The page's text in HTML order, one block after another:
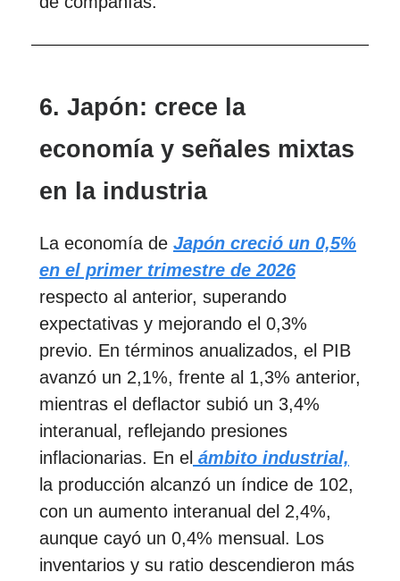
6. Japón: crece la
economía y señales mixtas
en la industria
La economía de Japón creció un 0,5%
en el primer trimestre de 2026
respecto al anterior, superando
expectativas y mejorando el 0,3%
previo. En términos anualizados, el PIB
avanzó un 2,1%, frente al 1,3% anterior,
mientras el deflactor subió un 3,4%
interanual, reflejando presiones
inflacionarias. En el ámbito industrial,
la producción alcanzó un índice de 102,
con un aumento interanual del 2,4%,
aunque cayó un 0,4% mensual. Los
inventarios y su ratio descendieron más